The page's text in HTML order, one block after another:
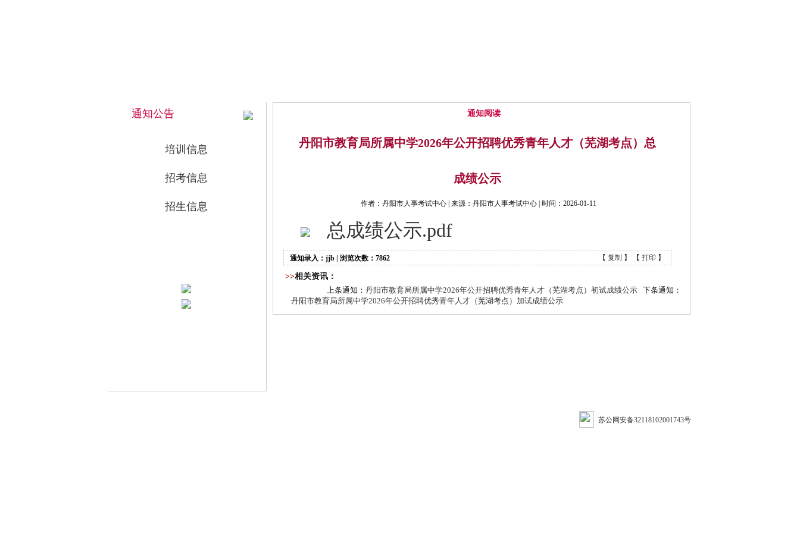
通知公告
培训信息
招考信息
招生信息
通知阅读
丹阳市教育局所属中学2026年公开招聘优秀青年人才（芜湖考点）总
成绩公示
作者：丹阳市人事考试中心 | 来源：丹阳市人事考试中心 | 时间：2026-01-11
总成绩公示.pdf
通知录入：jjb | 浏览次数：7862 【 复制 】 【 打印 】
>>相关资讯：
上条通知： 丹阳市教育局所属中学2026年公开招聘优秀青年人才（芜湖考点）初试成绩公示 下条通知：
丹阳市教育局所属中学2026年公开招聘优秀青年人才（芜湖考点）加试成绩公示
苏公网安备32118102001743号